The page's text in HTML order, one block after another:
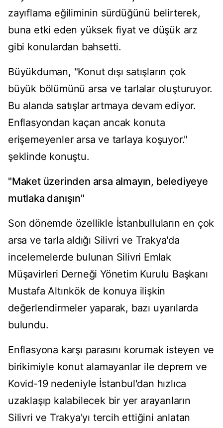
zayıflama eğiliminin sürdüğünü belirterek,
buna etki eden yüksek fiyat ve düşük arz
gibi konulardan bahsetti.
Büyükduman, "Konut dışı satışların çok
büyük bölümünü arsa ve tarlalar oluşturuyor.
Bu alanda satışlar artmaya devam ediyor.
Enflasyondan kaçan ancak konuta
erişemeyenler arsa ve tarlaya koşuyor."
şeklinde konuştu.
"Maket üzerinden arsa almayın, belediyeye
mutlaka danışın"
Son dönemde özellikle İstanbulluların en çok
arsa ve tarla aldığı Silivri ve Trakya'da
incelemelerde bulunan Silivri Emlak
Müşavirleri Derneği Yönetim Kurulu Başkanı
Mustafa Altınkök de konuya ilişkin
değerlendirmeler yaparak, bazı uyarılarda
bulundu.
Enflasyona karşı parasını korumak isteyen ve
birikimiyle konut alamayanlar ile deprem ve
Kovid-19 nedeniyle İstanbul'dan hızlıca
uzaklaşıp kalabilecek bir yer arayanların
Silivri ve Trakya'yı tercih ettiğini anlatan